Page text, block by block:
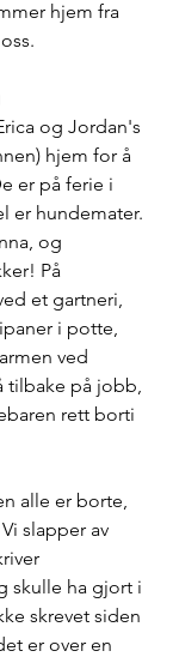
hjem fra
og Jordan's
hjem for å
er på ferie i
er hundemater.
og
På
et gartneri,
i potte,
ved
tilbake på jobb,
rett borti
alle er borte,
slapper av
skulle ha gjort i
skrevet siden
er over en